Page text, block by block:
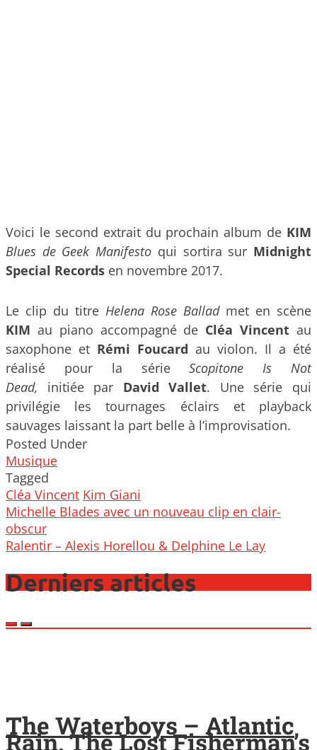
Voici le second extrait du prochain album de KIM
Blues de Geek Manifesto qui sortira sur Midnight
Special Records en novembre 2017.
Le clip du titre Helena Rose Balladmet en scène
KIM au piano accompagné de Cléa Vincent au
saxophone et Rémi Foucard au violon. Il a été
réalisé pour la sérieScopitone Is Not
Dead, initiée par David Vallet. Une série
qui
privilégie les tournages éclairs et playback
sauvages laissant la part belle à l’improvisation.
Posted Under
Musique
Tagged
Cléa Vincent Kim Giani
Post
navigation
Michelle Blades avec un nouveau clip en clair-
obscur
Ralentir – Alexis Horellou & Delphine Le Lay
Derniers articles
The Waterboys – Atlantic
Rain, The Lost Fisherman’s